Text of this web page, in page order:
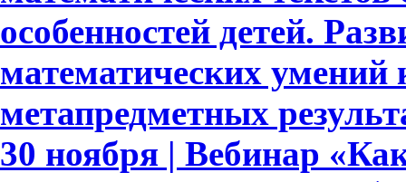
особенностей детей.
математических умений
метапредметных
30 ноября | Вебинар